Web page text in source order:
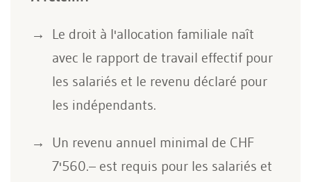
Le droit à l'allocation familiale naît
avec le rapport de travail effectif pour
les salariés et le revenu déclaré pour
les indépendants.
Un revenu annuel minimal de CHF
7'560.– est requis pour les salariés et